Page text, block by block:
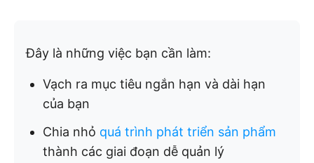
Đây là những việc bạn cần làm:
Vạch ra mục tiêu ngắn hạn và dài hạn
của bạn
Chia nhỏ quá trình phát triển sản phẩm
thành các giai đoạn dễ quản lý